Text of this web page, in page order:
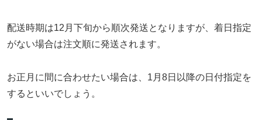
配送時期は12月下旬から順次発送となりますが、着日指定
がない場合は注文順に発送されます。
お正月に間に合わせたい場合は、1月8日以降の日付指定を
するといいでしょう。